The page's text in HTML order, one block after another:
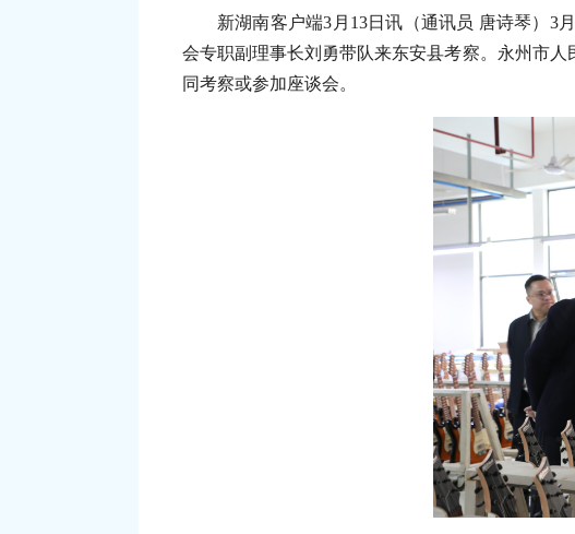
新湖南客户端3月13日讯（通讯员 唐诗琴）3
会专职副理事长刘勇带队来东安县考察。永州市
同考察或参加座谈会。